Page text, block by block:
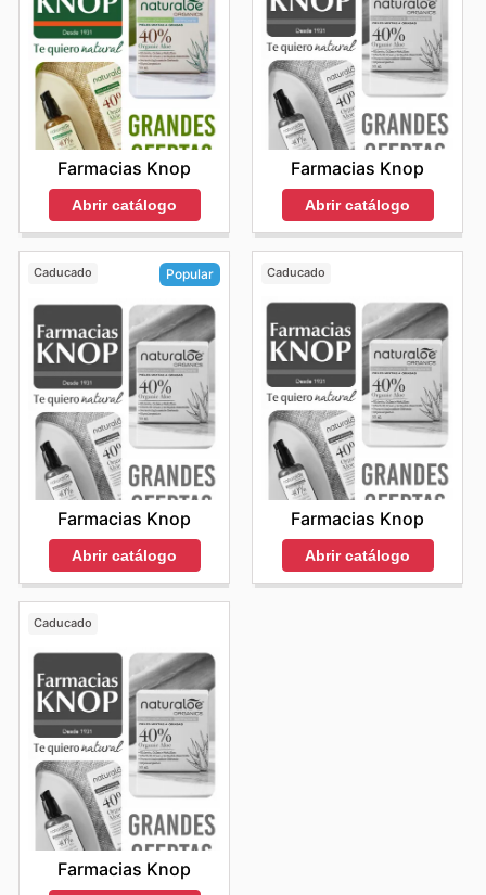
Farmacias Knop
Abrir catálogo
Farmacias Knop
Abrir catálogo
Caducado Popular
Farmacias Knop
Abrir catálogo
Caducado
Farmacias Knop
Abrir catálogo
Caducado
Farmacias Knop